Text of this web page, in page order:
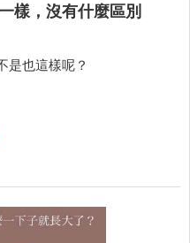
樣，沒有什麼區別
是也這樣呢？